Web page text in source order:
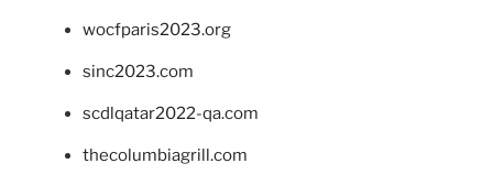
wocfparis2023.org
sinc2023.com
scdlqatar2022-qa.com
thecolumbiagrill.com